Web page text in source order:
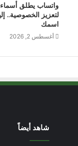
واتساب يطلق
لتعزيز الخصوصية..
اسمك
أغسطس 2, 2026
شاهد أيضاً